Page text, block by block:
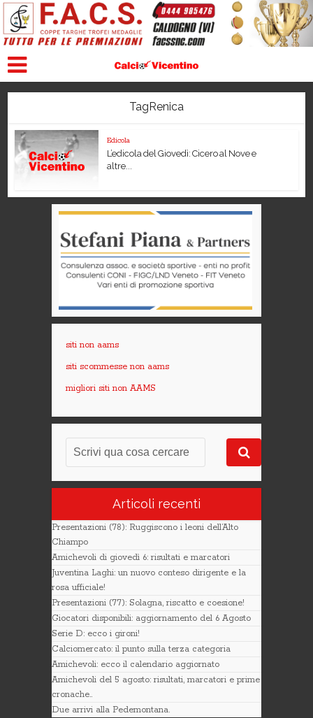
TagRenica
Edicola
L’edicola del Giovedì: Cicero al Nove e
altre...
siti non aams
siti scommesse non aams
migliori siti non AAMS
Articoli recenti
Presentazioni (78): Ruggiscono i leoni dell’Alto
Chiampo
Amichevoli di giovedì 6: risultati e marcatori
Juventina Laghi: un nuovo conteso dirigente e la
rosa ufficiale!
Presentazioni (77): Solagna, riscatto e coesione!
Giocatori disponibili: aggiornamento del 6 Agosto
Serie D: ecco i gironi!
Calciomercato: il punto sulla terza categoria
Amichevoli: ecco il calendario aggiornato
Amichevoli del 5 agosto: risultati, marcatori e prime
cronache..
Due arrivi alla Pedemontana.